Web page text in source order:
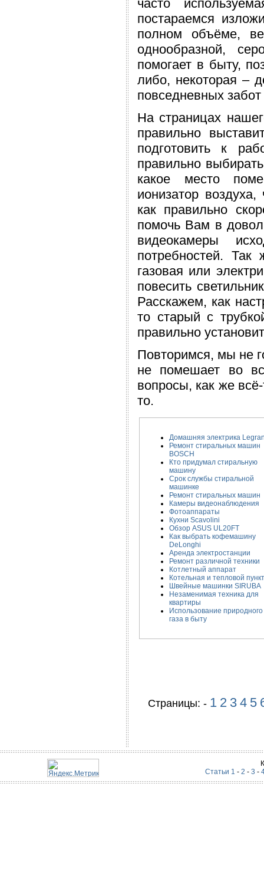
часто
постараемся
полном объёме,
однообразной,
помогает в быту,
либо, некоторая –
повседневных
На страницах
правильно
подготовить к
правильно
какое место
ионизатор
как правильно
помочь Вам в
видеокамеры
потребностей. Так
газовая или
повесить
Расскажем, как
то старый с
правильно
Повторимся, мы не
не помешает во
вопросы, как же
то.
Домашняя электрика
Ремонт стиральных машин
BOSCH
Кто придумал стиральную
машину
Срок службы стиральной
машинке
Ремонт стиральных машин
Камеры видеонаблюдения
Фотоаппараты
Кухни Scavolini
Обзор ASUS UL20FT
Как выбрать кофемашину
DeLonghi
Аренда электростанции
Ремонт различной техники
Котлетный аппарат
Котельная и тепловой пункт
Швейные машинки SIRUBA
Незаменимая техника для
квартиры
Использование природного
газа в быту
Страницы: - 1 2 3 4 5
Статьи 1 - 2 - 3 -